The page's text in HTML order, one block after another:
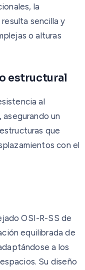
la
sencilla y
o alturas
estructural
al
un
que
con el
OSI-R-SS de
equilibrada de
a los
Su diseño